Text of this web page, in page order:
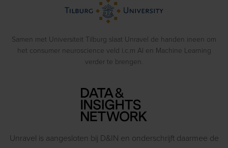
Samen met Universiteit Tilburg slaat Unravel de handen ineen om
het consumer neuroscience veld i.c.m AI en Machine Learning
verder te brengen.
Unravel is aangesloten bij D&IN en onderschrijft daarmee de